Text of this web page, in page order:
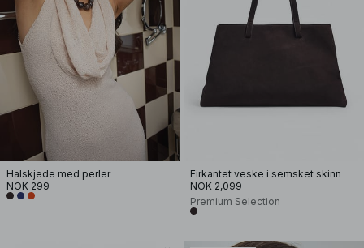
Halskjede med perler
NOK 299
Firkantet veske i semsket skinn
NOK 2,099
Premium Selection